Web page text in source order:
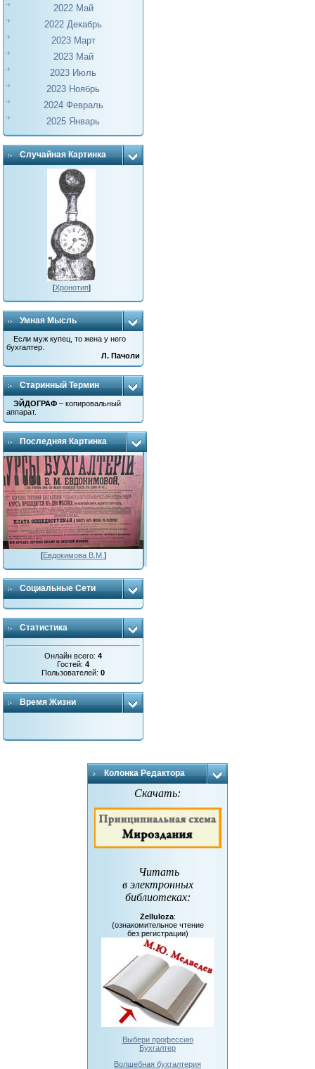
2022 Май
2022 Декабрь
2023 Март
2023 Май
2023 Июль
2023 Ноябрь
2024 Февраль
2025 Январь
Случайная Картинка
[Хронотип]
Умная Мысль
Если муж купец, то жена у него
бухгалтер.
Л. Пачоли
Старинный Термин
ЭЙДОГРАФ – копировальный
аппарат.
Последняя Картинка
[Евдокимова В.М. ]
Социальные Сети
Статистика
Онлайн всего:4
Гостей:4
Пользователей:0
Время Жизни
Колонка Редактора
Скачать:
Читать
в электронных
библиотеках:
Zelluloza:
(ознакомительное чтение
без регистрации)
Выбери профессию
Бухгалтер
Волшебная бухгалтерия